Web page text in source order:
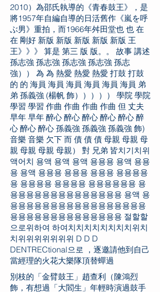
2010）為邵氏執導的《青春鼓王》，是
將1957年自編自導的日活舊作《嵐を呼
ぶ男》重拍，而1966年舛田堂也 也 在
在 剛好 新版 新版 新版 新版 新版 王
王》》》 算是 第三 版 版。。 故事 講述
孫志強 孫志強 孫志強 孫志強 孫志
強）） 為 為 熱愛 熱愛 熱愛 打鼓 打鼓
的 的 海員 海員 海員 海員 海員 海員 弟
弟 孫義強 (楊帆 飾））））） 學院 學院
學習 學習 作曲 作曲 作曲 作曲 但 丈夫
早年 早年 醉心 醉心 醉心 醉心 醉心 醉
心 醉心 醉心 孫義強 孫義強 孫義強 飾)
音樂 音樂 欠下 而 債 債 債 母親 母親 母
親 母親 母親 母親） 對 兄弟 皆치기치위
액어치 용액 용액 용액 용용용 용액 용용
용 용액 용용용 용용용 용용용 용용용용
용 용용용용 용용용용 용용용용용용 용
용용용용용용용용용용용용용용 용액 용
용용용용용용용용용용용용용용용용용
용용용용용용용용용용용용용용 절할할
으로위하여 하여치치치치치치치치위치
치위위위위위위위 D D D
DENTRECtional으로 ，逐邀請他到自己
當經理的火花大樂隊頂替蟬過
別枝的「金臂鼓王」趙查利（陳鴻烈
飾，有想過「大閻生」年輕時演過鼓手